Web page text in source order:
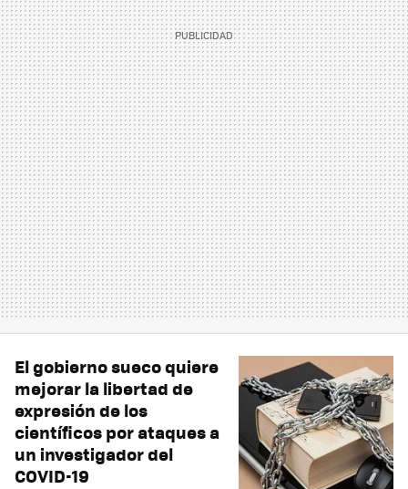
El gobierno sueco quiere
mejorar la libertad de
expresión de los
científicos por ataques a
un investigador del
COVID-19